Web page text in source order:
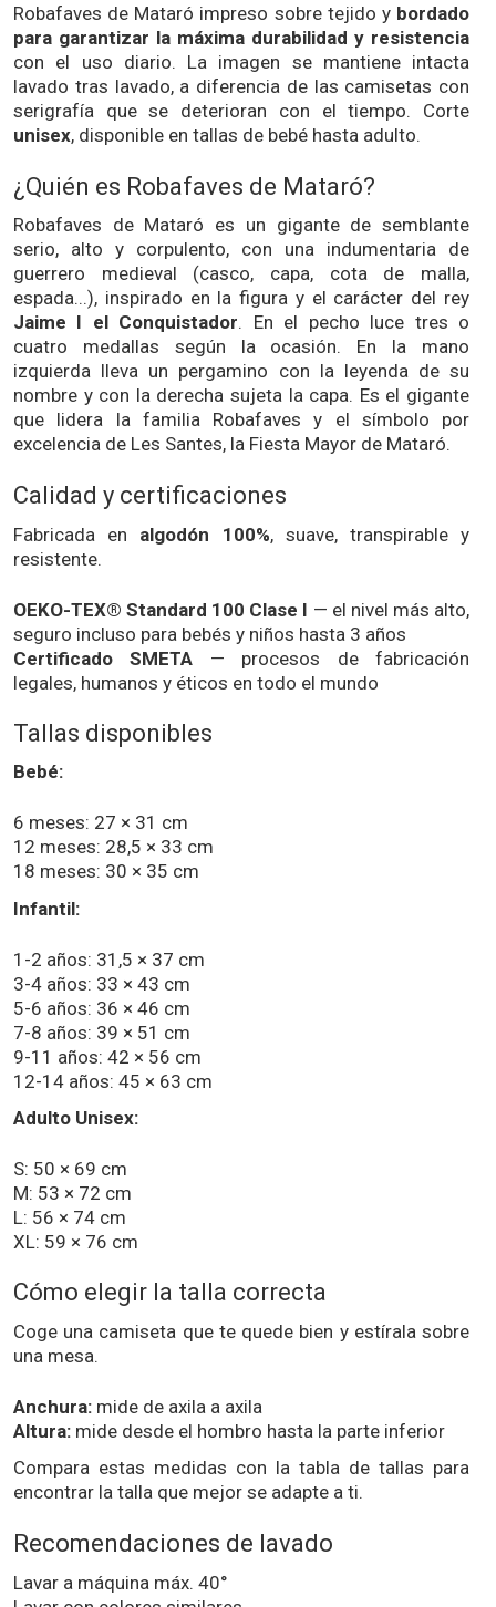
Robafaves de Mataró impreso sobre tejido y bordado
para garantizar la máxima durabilidad y resistencia
con el uso diario. La imagen se mantiene intacta
lavado tras lavado, a diferencia de las camisetas con
serigrafía que se deterioran con el tiempo. Corte
unisex, disponible en tallas de bebé hasta adulto.
¿Quién es Robafaves de Mataró?
Robafaves de Mataró es un gigante de semblante
serio, alto y corpulento, con una indumentaria de
guerrero medieval (casco, capa, cota de malla,
espada...), inspirado en la figura y el carácter del rey
Jaime I el Conquistador. En el pecho luce tres o
cuatro medallas según la ocasión. En la mano
izquierda lleva un pergamino con la leyenda de su
nombre y con la derecha sujeta la capa. Es el gigante
que lidera la familia Robafaves y el símbolo por
excelencia de Les Santes, la Fiesta Mayor de Mataró.
Calidad y certificaciones
Fabricada en algodón 100%, suave, transpirable y
resistente.
OEKO-TEX® Standard 100 Clase I — el nivel más alto,
seguro incluso para bebés y niños hasta 3 años
Certificado SMETA — procesos de fabricación
legales, humanos y éticos en todo el mundo
Tallas disponibles
Bebé:
6 meses: 27 × 31 cm
12 meses: 28,5 × 33 cm
18 meses: 30 × 35 cm
Infantil:
1-2 años: 31,5 × 37 cm
3-4 años: 33 × 43 cm
5-6 años: 36 × 46 cm
7-8 años: 39 × 51 cm
9-11 años: 42 × 56 cm
12-14 años: 45 × 63 cm
Adulto Unisex:
S: 50 × 69 cm
M: 53 × 72 cm
L: 56 × 74 cm
XL: 59 × 76 cm
Cómo elegir la talla correcta
Coge una camiseta que te quede bien y estírala sobre
una mesa.
Anchura: mide de axila a axila
Altura: mide desde el hombro hasta la parte inferior
Compara estas medidas con la tabla de tallas para
encontrar la talla que mejor se adapte a ti.
Recomendaciones de lavado
Lavar a máquina máx. 40°